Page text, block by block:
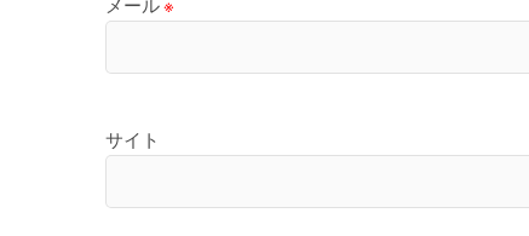
メール※
サイト